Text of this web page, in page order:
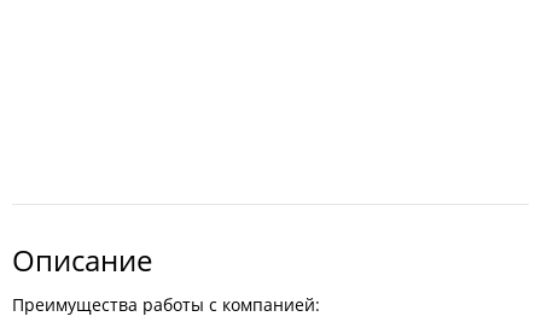
Описание
Преимущества работы с компанией: